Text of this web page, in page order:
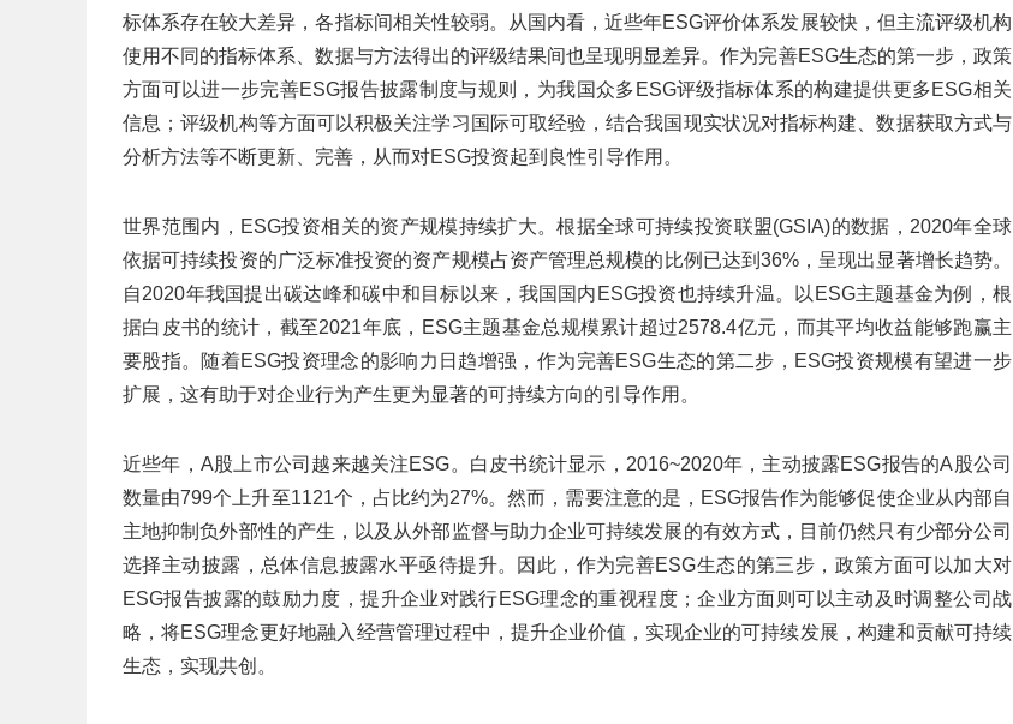
标体系存在较大差异，各指标间相关性较弱。从国内看，近些年ESG评价体系发展较快，但主流评级机构
使用不同的指标体系、数据与方法得出的评级结果间也呈现明显差异。作为完善ESG生态的第一步，政策
方面可以进一步完善ESG报告披露制度与规则，为我国众多ESG评级指标体系的构建提供更多ESG相关
信息；评级机构等方面可以积极关注学习国际可取经验，结合我国现实状况对指标构建、数据获取方式与
分析方法等不断更新、完善，从而对ESG投资起到良性引导作用。
世界范围内，ESG投资相关的资产规模持续扩大。根据全球可持续投资联盟(GSIA)的数据，2020年全球
依据可持续投资的广泛标准投资的资产规模占资产管理总规模的比例已达到36%，呈现出显著增长趋势。
自2020年我国提出碳达峰和碳中和目标以来，我国国内ESG投资也持续升温。以ESG主题基金为例，根
据白皮书的统计，截至2021年底，ESG主题基金总规模累计超过2578.4亿元，而其平均收益能够跑赢主
要股指。随着ESG投资理念的影响力日趋增强，作为完善ESG生态的第二步，ESG投资规模有望进一步
扩展，这有助于对企业行为产生更为显著的可持续方向的引导作用。
近些年，A股上市公司越来越关注ESG。白皮书统计显示，2016~2020年，主动披露ESG报告的A股公司
数量由799个上升至1121个，占比约为27%。然而，需要注意的是，ESG报告作为能够促使企业从内部自
主地抑制负外部性的产生，以及从外部监督与助力企业可持续发展的有效方式，目前仍然只有少部分公司
选择主动披露，总体信息披露水平亟待提升。因此，作为完善ESG生态的第三步，政策方面可以加大对
ESG报告披露的鼓励力度，提升企业对践行ESG理念的重视程度；企业方面则可以主动及时调整公司战
略，将ESG理念更好地融入经营管理过程中，提升企业价值，实现企业的可持续发展，构建和贡献可持续
生态，实现共创。